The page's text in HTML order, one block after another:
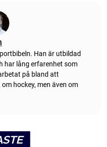
Han är utbildad
har lång erfarenhet som
på bland att
hockey, men även om